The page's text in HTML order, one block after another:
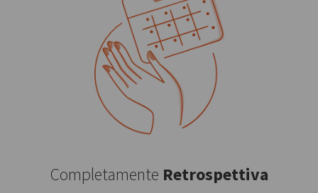
Completamente Retrospettiva